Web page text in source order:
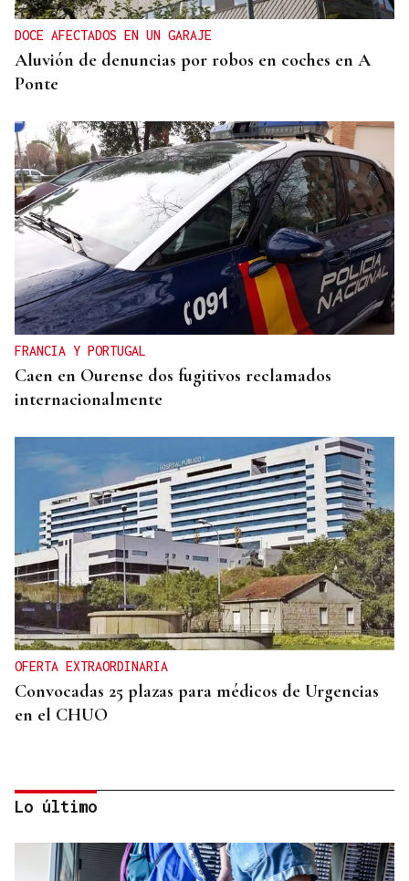
DOCE AFECTADOS EN UN GARAJE
Aluvión de denuncias por robos en coches en A
Ponte
FRANCIA Y PORTUGAL
Caen en Ourense dos fugitivos reclamados
internacionalmente
OFERTA EXTRAORDINARIA
Convocadas 25 plazas para médicos de Urgencias
en el CHUO
Lo último